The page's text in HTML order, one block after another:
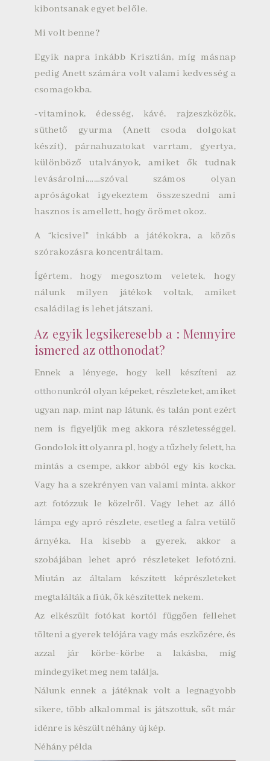
kibontsanak egyet belőle.
Mi volt benne?
Egyik napra inkább Krisztián, míg másnap
pedig Anett számára volt valami kedvesség a
csomagokba.
-vitaminok, édesség, kávé, rajzeszközök,
süthető gyurma (Anett csoda dolgokat
készít), párnahuzatokat varrtam, gyertya,
különböző utalványok, amiket ők tudnak
levásárolni,……szóval számos olyan
apróságokat igyekeztem összeszedni ami
hasznos is amellett, hogy örömet okoz.
A “kicsivel” inkább a játékokra, a közös
szórakozásra koncentráltam.
Ígértem, hogy megosztom veletek, hogy
nálunk milyen játékok voltak, amiket
családilag is lehet játszani.
Az egyik legsikeresebb a : Mennyire
ismered az otthonodat?
Ennek a lényege, hogy kell készíteni az
otthonunkról olyan képeket, részleteket, amiket
ugyan nap, mint nap látunk, és talán pont ezért
nem is figyeljük meg akkora részletességgel.
Gondolok itt olyanra pl, hogy a tűzhely felett, ha
mintás a csempe, akkor abból egy kis kocka.
Vagy ha a szekrényen van valami minta, akkor
azt fotózzuk le közelről. Vagy lehet az álló
lámpa egy apró részlete, esetleg a falra vetülő
árnyéka. Ha kisebb a gyerek, akkor a
szobájában lehet apró részleteket lefotózni.
Miután az általam készített képrészleteket
megtalálták a fiúk, ők készítettek nekem.
Az elkészült fotókat kortól függően fellehet
tölteni a gyerek telójára vagy más eszközére, és
azzal jár körbe-körbe a lakásba, míg
mindegyiket meg nem találja.
Nálunk ennek a játéknak volt a legnagyobb
sikere, több alkalommal is játszottuk, sőt már
idénre is készült néhány új kép.
Néhány példa